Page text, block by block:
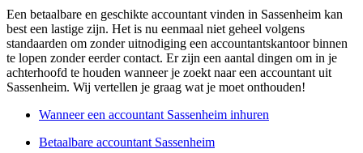
Een betaalbare en geschikte accountant vinden in Sassenheim kan
best een lastige zijn. Het is nu eenmaal niet geheel volgens
standaarden om zonder uitnodiging een accountantskantoor binnen
te lopen zonder eerder contact. Er zijn een aantal dingen om in je
achterhoofd te houden wanneer je zoekt naar een accountant uit
Sassenheim. Wij vertellen je graag wat je moet onthouden!
Wanneer een accountant Sassenheim inhuren
Betaalbare accountant Sassenheim